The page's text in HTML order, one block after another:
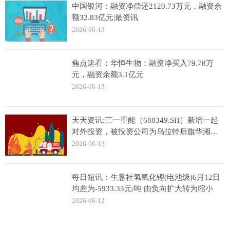
中国银河：融资净偿还2120.73万元，融资余
额32.83亿元|最资讯
2026-06-13
焦点速看：华恒生物：融资净买入79.78万
元，融资余额3.1亿元
2026-06-13
天天资讯:三一重能（688349.SH）新增一起
对外投资，被投资公司为乌拉特后旗华湘新
能源有限公司
2026-06-13
每日短讯：生意社氢氧化锂(电池级)6月12日
均差为-5933.33元/吨 由负向扩大转为缩小
2026-06-12